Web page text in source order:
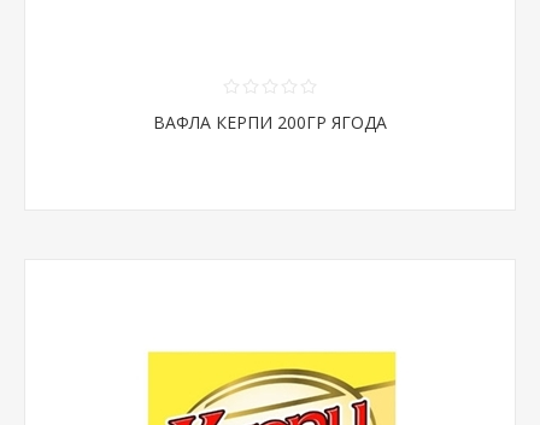
ВАФЛА КЕРПИ 200ГР ЯГОДА